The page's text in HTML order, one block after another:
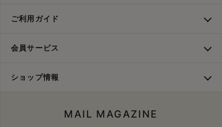
ご利用ガイド
会員サービス
ショップ情報
MAIL MAGAZINE